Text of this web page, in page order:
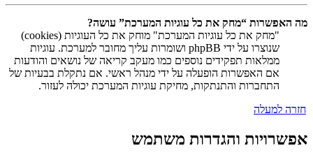
מה האפשרות “מחק את כל עוגיות המערכת” עושה?
"מחק את כל עוגיות המערכת" מוחק את כל העוגיות (cookies)
שנוצרו על ידי phpBB ושומרות עליך מחובר למערכת. עוגיות
ממלאות תפקידים נוספים כמו מעקב קריאה של נושאים והודעות
אם האפשרות הופעלה על ידי מנהל ראשי. אם נתקלת בבעיות של
התחברות והתנתקות, מחיקת עוגיות המערכת יכולה לעזור.
חזרה למעלה
אפשרויות והגדרות משתמש